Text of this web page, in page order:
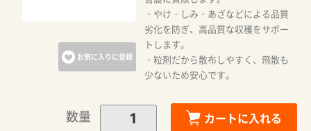
お気に入りに登録
・やけ・しみ・あざなどによる品質
劣化を防ぎ、高品質な収穫をサポー
トします。
・粒剤だから散布しやすく、飛散も
少ないため安心です。
数量 カートに入れる